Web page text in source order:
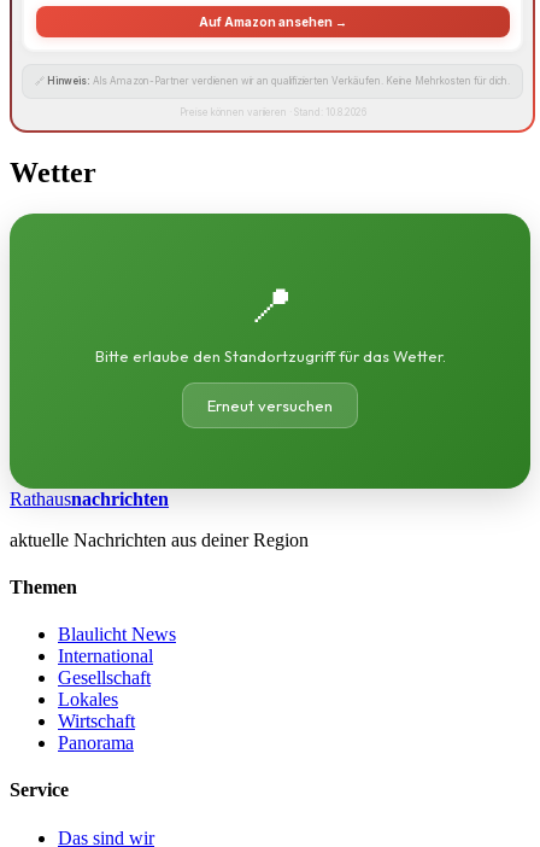
Auf Amazon ansehen →
🔗 Hinweis: Als Amazon-Partner verdienen wir an qualifizierten Verkäufen. Keine Mehrkosten für dich.
Preise können variieren · Stand: 10.8.2026
Wetter
📍
Bitte erlaube den Standortzugriff für das Wetter.
Erneut versuchen
Rathausnachrichten
aktuelle Nachrichten aus deiner Region
Themen
Blaulicht News
International
Gesellschaft
Lokales
Wirtschaft
Panorama
Service
Das sind wir